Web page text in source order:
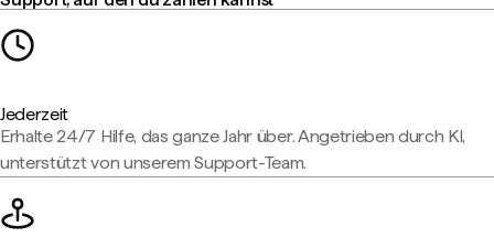
Jederzeit
Erhalte 24/7 Hilfe, das ganze Jahr über. Angetrieben durch KI,
unterstützt von unserem Support-Team.